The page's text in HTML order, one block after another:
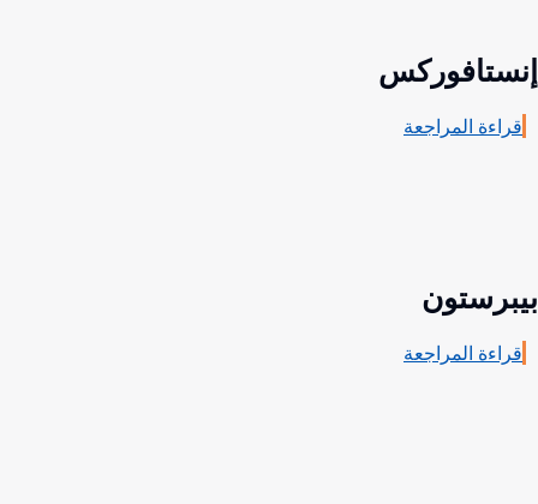
إنستافوركس
قراءة المراجعة
بيبرستون
قراءة المراجعة